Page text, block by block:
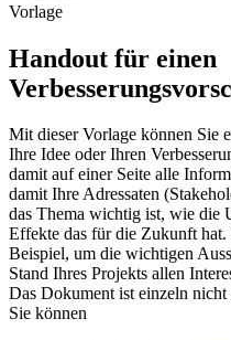
Vorlage
Handout für einen
Mit dieser Vorlage können Sie
Ihre Idee oder Ihren
damit auf einer Seite alle
damit Ihre Adressaten
das Thema wichtig ist, wie die
Effekte das für die Zukunft
Beispiel, um die wichtigen
Stand Ihres Projekts allen
Das Dokument ist einzeln nicht
Sie können